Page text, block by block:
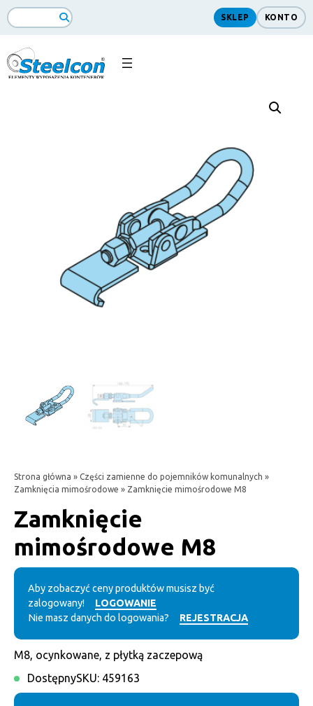
Search
SKLEP KONTO
Strona główna » Części zamienne do pojemników komunalnych »
Zamknięcia mimośrodowe » Zamknięcie mimośrodowe M8
Zamknięcie
mimośrodowe M8
Aby zobaczyć ceny produktów musisz być
zalogowany!
LOGOWANIE
Nie masz danych do logowania?
REJESTRACJA
M8, ocynkowane, z płytką zaczepową
DostępnySKU: 459163